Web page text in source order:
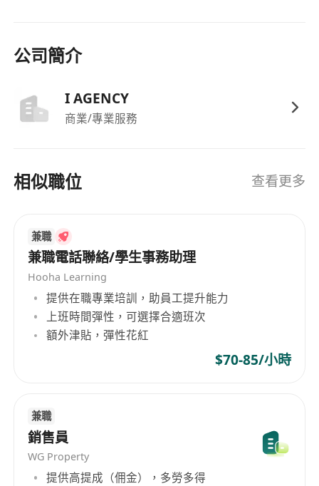
公司簡介
I AGENCY
商業/專業服務
相似職位 查看更多
兼職
兼職電話聯絡/學生事務助理
Hooha Learning
提供在職專業培訓，助員工提升能力
上班時間彈性，可選擇合適班次
額外津貼，彈性花紅
$70-85/小時
兼職
銷售員
WG Property
提供高提成（佣金），多勞多得